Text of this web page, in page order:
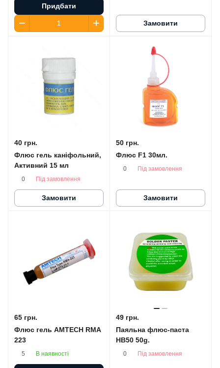
Придбати
Замовити
40 грн.
Флюс гель каніфольний,
Активний 15 мл
0 Під замовлення
Замовити
50 грн.
Флюс F1 30мл.
0 Під замовлення
Замовити
65 грн.
Флюс гель AMTECH RMA
223
5 В наявності
49 грн.
Паяльна флюс-паста
HB50 50g.
0 Під замовлення